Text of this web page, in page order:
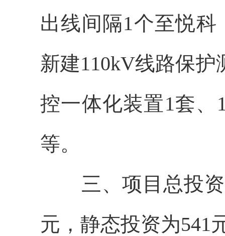
出线间隔1个至悦
新建110kV线路保
控一体化装置1套、
等。
三、项目总投
元，静态投资为541